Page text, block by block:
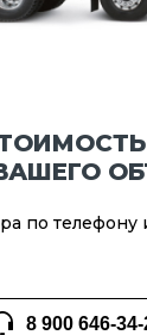
по телефону
8 900 646-34-